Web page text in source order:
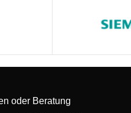
oder Beratung